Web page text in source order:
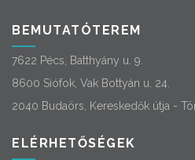
BEMUTATÓTEREM
7622 Pécs, Batthyány u. 9.
8600 Siófok, Vak Bottyán u. 24.
2040 Budaörs, Kereskedők útja -
ELÉRHETŐSÉGEK